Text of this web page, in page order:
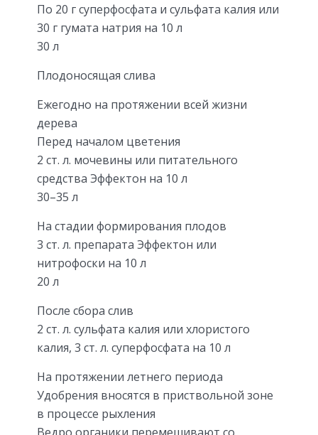
По 20 г суперфосфата и сульфата калия или
30 г гумата натрия на 10 л
30 л
Плодоносящая слива
Ежегодно на протяжении всей жизни
дерева
Перед началом цветения
2 ст. л. мочевины или питательного
средства Эффектон на 10 л
30–35 л
На стадии формирования плодов
3 ст. л. препарата Эффектон или
нитрофоски на 10 л
20 л
После сбора слив
2 ст. л. сульфата калия или хлористого
калия, 3 ст. л. суперфосфата на 10 л
На протяжении летнего периода
Удобрения вносятся в приствольной зоне
в процессе рыхления
Ведро органики перемешивают со